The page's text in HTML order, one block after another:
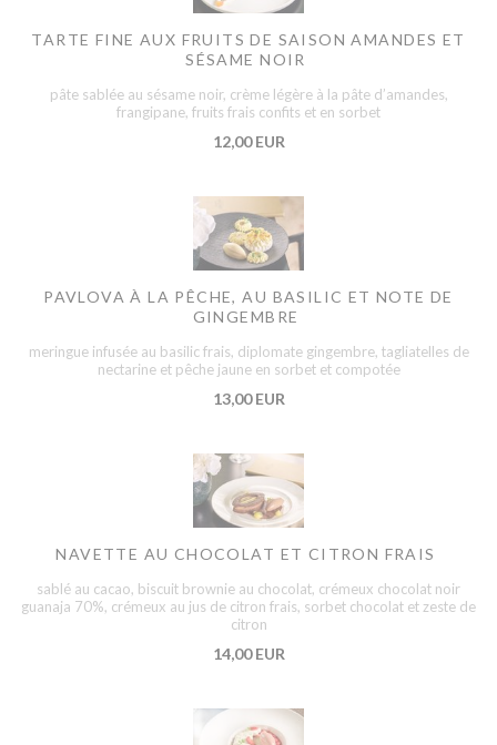
TARTE FINE AUX FRUITS DE SAISON AMANDES ET
SÉSAME NOIR
pâte sablée au sésame noir, crème légère à la pâte d’amandes,
frangipane, fruits frais confits et en sorbet
12,00 EUR
PAVLOVA À LA PÊCHE, AU BASILIC ET NOTE DE
GINGEMBRE
meringue infusée au basilic frais, diplomate gingembre, tagliatelles de
nectarine et pêche jaune en sorbet et compotée
13,00 EUR
NAVETTE AU CHOCOLAT ET CITRON FRAIS
sablé au cacao, biscuit brownie au chocolat, crémeux chocolat noir
guanaja 70%, crémeux au jus de citron frais, sorbet chocolat et zeste de
citron
14,00 EUR